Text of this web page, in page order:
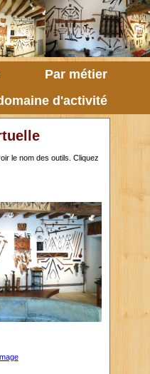
Par métier
d'activité
le nom des outils. Cliquez